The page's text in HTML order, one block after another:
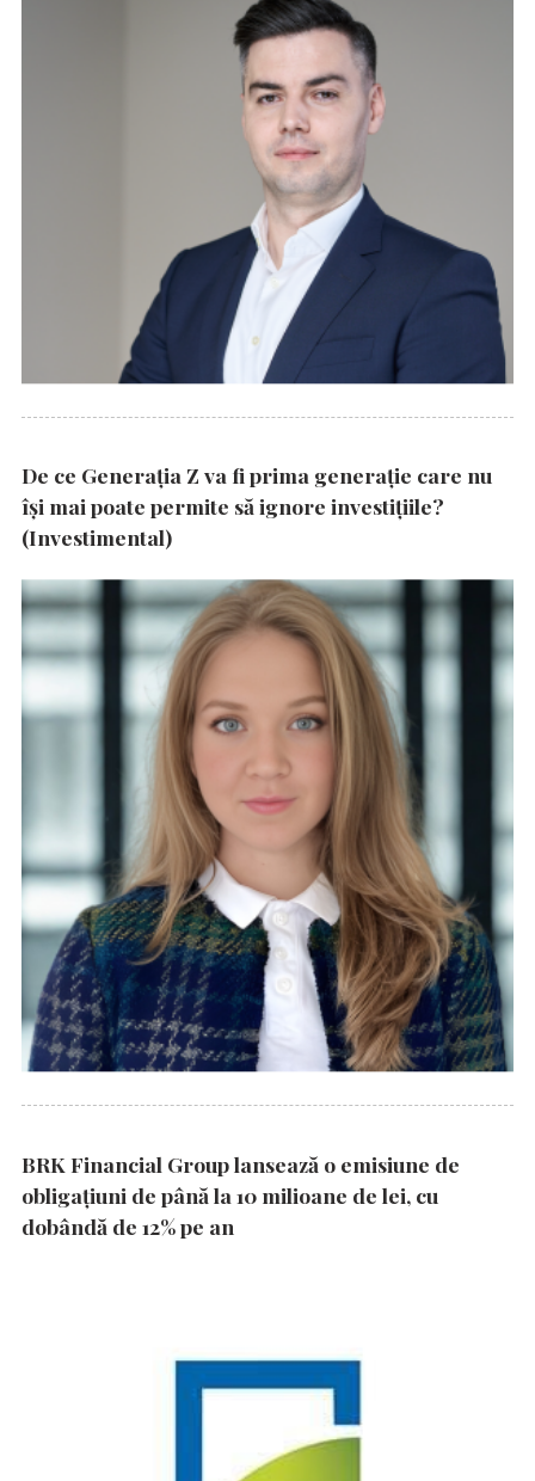
De ce Generația Z va fi prima generație care nu
își mai poate permite să ignore investițiile?
(Investimental)
BRK Financial Group lansează o emisiune de
obligațiuni de până la 10 milioane de lei, cu
dobândă de 12% pe an